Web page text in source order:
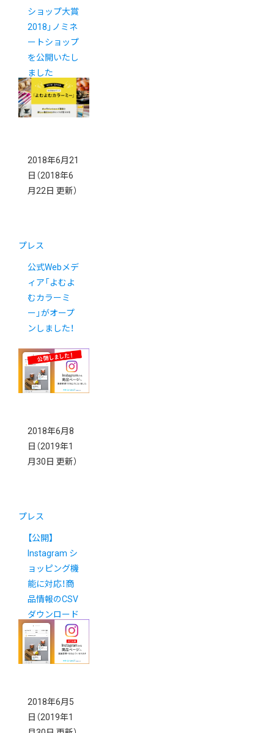
ショップ大賞
2018」ノミネ
ートショップ
を公開いたし
ました
2018年6月21
日 （2018年6
月22日 更新）
プレス
公式Webメデ
ィア「よむよ
むカラーミ
ー」がオープ
ンしました！
2018年6月8
日 （2019年1
月30日 更新）
プレス
【公開】
Instagram シ
ョッピング機
能に対応！商
品情報のCSV
ダウンロード
機能を追加し
ました
2018年6月5
日 （2019年1